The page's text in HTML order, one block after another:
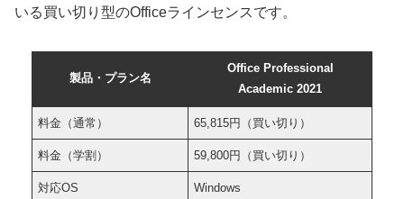
いる買い切り型のOfficeラインセンスです。
製品・プラン名
Office Professional
Academic 2021
料金（通常） 65,815円（買い切り）
料金（学割） 59,800円（買い切り）
対応OS Windows